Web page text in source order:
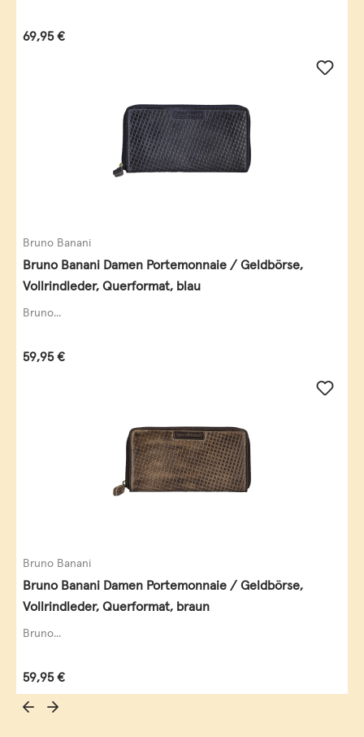
Regulärer Preis:
69,95 €
Bruno Banani
Bruno Banani Damen Portemonnaie / Geldbörse,
Vollrindleder, Querformat, blau
Bruno...
Regulärer Preis:
59,95 €
Bruno Banani
Bruno Banani Damen Portemonnaie / Geldbörse,
Vollrindleder, Querformat, braun
Bruno...
Regulärer Preis:
59,95 €